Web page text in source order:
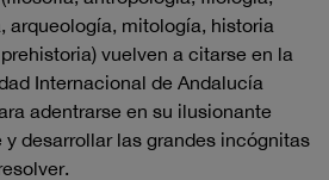
arqueología, mitología, historia
vuelven a citarse en la
Internacional de Andalucía
adentrarse en su ilusionante
y desarrollar las grandes incógnitas